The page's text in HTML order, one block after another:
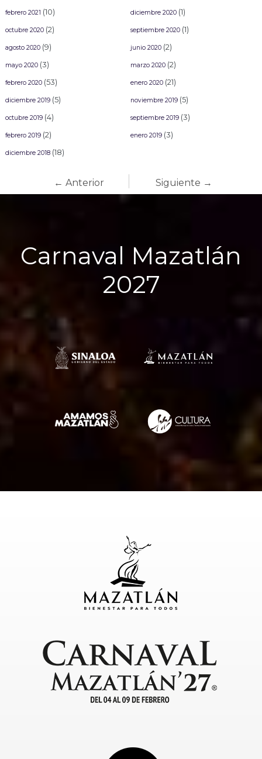
febrero 2021 (10) diciembre 2020(1)
octubre 2020(2) septiembre 2020(1)
agosto 2020(9) junio 2020(2)
mayo 2020(3) marzo 2020(2)
febrero 2020(53) enero 2020(21)
diciembre 2019(5) noviembre 2019(5)
octubre 2019(4) septiembre 2019(3)
febrero 2019(2) enero 2019(3)
diciembre 2018(18)
← Anterior Siguiente →
Carnaval Mazatlán
2027